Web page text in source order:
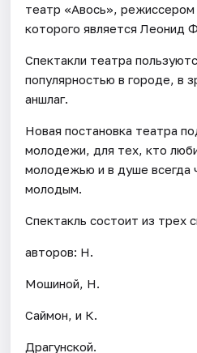
театр «Авось», режиссером
которого является Леонид
Спектакли театра
популярностью в городе, в
аншлаг.
Новая постановка театра
молодежи, для тех, кто
молодежью и в душе всегда
молодым.
Спектакль состоит из трех
авторов: Н.
Мошиной, Н.
Саймон, и К.
Драгунской.